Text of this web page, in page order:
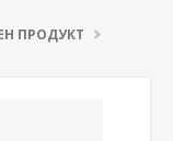
ПРОДУКТ